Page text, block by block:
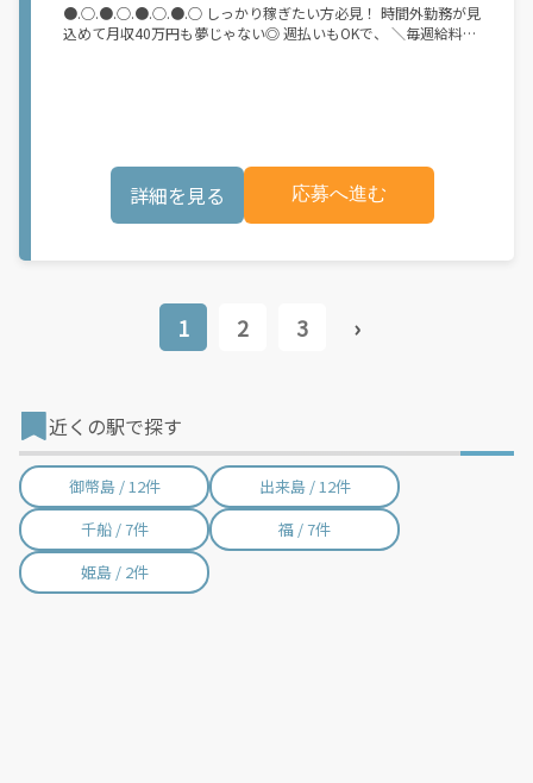
●.○.●.○.●.○.●.○ しっかり稼ぎたい方必見！ 時間外勤務が見
込めて月収40万円も夢じゃない◎ 週払いもOKで、 ＼毎週給料日
後、空のトラックで 兵庫県神戸市東灘区のセンターへ向かい 伝
票を基に冷蔵商品を検品し積み込みます。 その後、大阪市淀川区
のセンターへ向かい 伝票を基に冷凍商品を検品し積み込みます。
初めての職場で不安もありますが、 ちゃんと周りのスタッフが支
定も立てやすく メリハリのある就業が可能！ 応募理由はなんで
でのご応募の際は求人IDをお知らせ下さい。 その他に大阪府大阪
市西淀川区以外でも作業・ドライバー求人多数！ 作業・ドライバ
ー求人をお探しの方、ご連絡お待ちしております。
詳細を見る 応募へ進む
1 2 3 ›
近くの駅で探す
御幣島 / 12件
出来島 / 12件
千船 / 7件
福 / 7件
姫島 / 2件